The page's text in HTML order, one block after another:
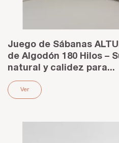
Juego de Sábanas
de Algodón 180 Hilos –
natural y calidez para...
Ver